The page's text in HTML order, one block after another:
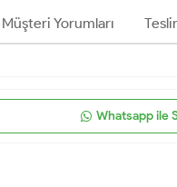
Müşteri Yorumları
Whatsapp ile